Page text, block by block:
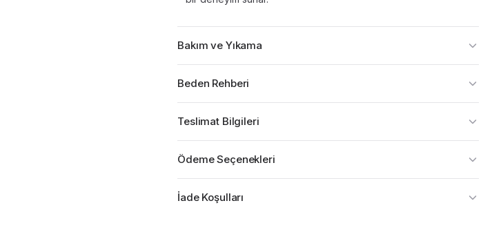
Bakım ve Yıkama
Beden Rehberi
Teslimat Bilgileri
Ödeme Seçenekleri
İade Koşulları